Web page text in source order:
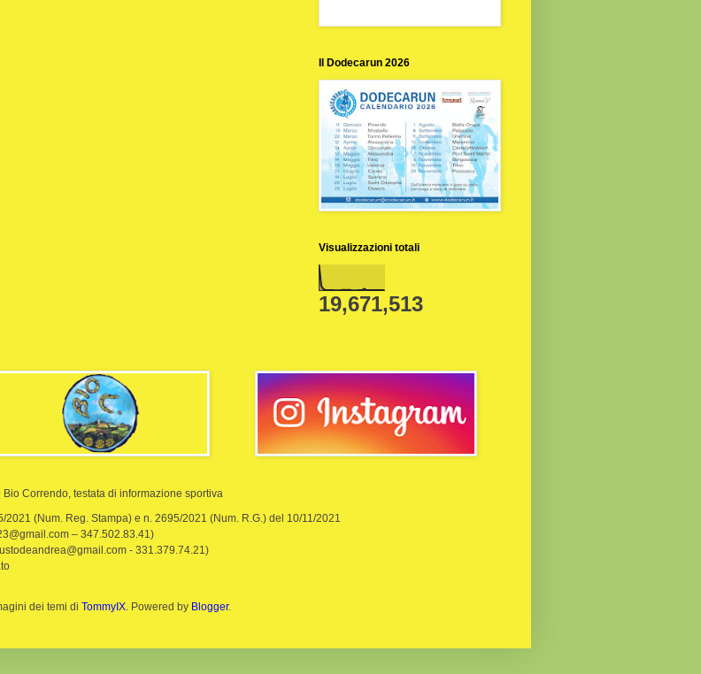
Il Dodecarun 2026
Visualizzazioni totali
19,671,513
Bio Correndo, testata di informazione sportiva
2021 (Num. Reg. Stampa) e n. 2695/2021 (Num. R.G.) del 10/11/2021
– 347.502.83.41)
- 331.379.74.21)
dei temi di TommyIX. Powered by Blogger.